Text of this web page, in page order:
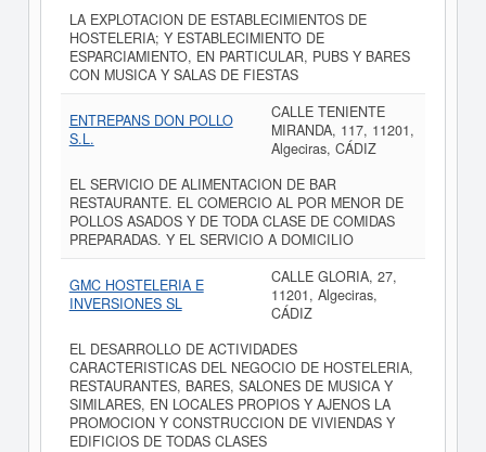
LA EXPLOTACION DE ESTABLECIMIENTOS DE
HOSTELERIA; Y ESTABLECIMIENTO DE
ESPARCIAMIENTO, EN PARTICULAR, PUBS Y BARES
CON MUSICA Y SALAS DE FIESTAS
ENTREPANS DON POLLO
S.L.
CALLE TENIENTE
MIRANDA, 117, 11201,
Algeciras, CÁDIZ
EL SERVICIO DE ALIMENTACION DE BAR
RESTAURANTE. EL COMERCIO AL POR MENOR DE
POLLOS ASADOS Y DE TODA CLASE DE COMIDAS
PREPARADAS. Y EL SERVICIO A DOMICILIO
GMC HOSTELERIA E
INVERSIONES SL
CALLE GLORIA, 27,
11201, Algeciras,
CÁDIZ
EL DESARROLLO DE ACTIVIDADES
CARACTERISTICAS DEL NEGOCIO DE HOSTELERIA,
RESTAURANTES, BARES, SALONES DE MUSICA Y
SIMILARES, EN LOCALES PROPIOS Y AJENOS LA
PROMOCION Y CONSTRUCCION DE VIVIENDAS Y
EDIFICIOS DE TODAS CLASES